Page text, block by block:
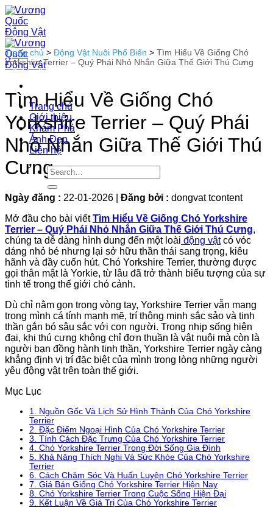
Bỏ
qua
nội
dung
Trang chủ
Giới thiệu
Khám Phá
Ảnh Đẹp
Liên hệ
Trang chủ > Động Vật Nuôi Phổ Biến > Tìm Hiểu Về Giống Chó
Yorkshire Terrier – Quý Phái Nhỏ Nhắn Giữa Thế Giới Thú Cưng
Tìm Hiểu Về Giống Chó
Yorkshire Terrier – Quý Phái
Nhỏ Nhắn Giữa Thế Giới Thú
Cưng
Ngày đăng : 22-01-2026 Đăng bởi : dongvat tcontent
Mở đầu cho bài viếtTìm Hiểu Về Giống Chó Yorkshire
Terrier – Quý Phái Nhỏ Nhắn Giữa Thế Giới Thú Cưng,
chúng ta dễ dàng hình dung đến một loài động vậtcó vóc
dáng nhỏ bé nhưng lại sở hữu thần thái sang trọng, kiêu
hãnh và đầy cuốn hút. Chó Yorkshire Terrier, thường được
gọi thân mật là Yorkie, từ lâu đã trở thành biểu tượng của sự
tinh tế trong thế giới chó cảnh.
Dù chỉ nằm gọn trong vòng tay, Yorkshire Terrier vẫn mang
trong mình cá tính mạnh mẽ, trí thông minh sắc sảo và tinh
thần gắn bó sâu sắc với con người. Trong nhịp sống hiện
đại, khi thú cưng không chỉ đơn thuần là vật nuôi mà còn là
người bạn đồng hành tinh thần, Yorkshire Terrier ngày càng
khẳng định vị trí đặc biệt của mình trong lòng những người
yêu động vật trên toàn thế giới.
Mục Lục
1.
Nguồn Gốc Và Lịch Sử Hình Thành Của Chó Yorkshire
Terrier
2. Đặc Điểm Ngoại Hình Của Chó Yorkshire Terrier
3. Tính Cách Đặc Trưng Của Chó Yorkshire Terrier
4. Chó Yorkshire Terrier Trong Đời Sống Gia Đình
5.
Khả Năng Thích Nghi Và Sức Khỏe Của Chó Yorkshire
Terrier
6. Cách Chăm Sóc Và Huấn Luyện Chó Yorkshire Terrier
7. Giá Bán Giống Chó Yorkshire Terrier Hiện Nay
8. Chó Yorkshire Terrier Trong Cuộc Sống Hiện Đại
9.
Kết Luận Về Giá Trị Của Chó Yorkshire Terrier